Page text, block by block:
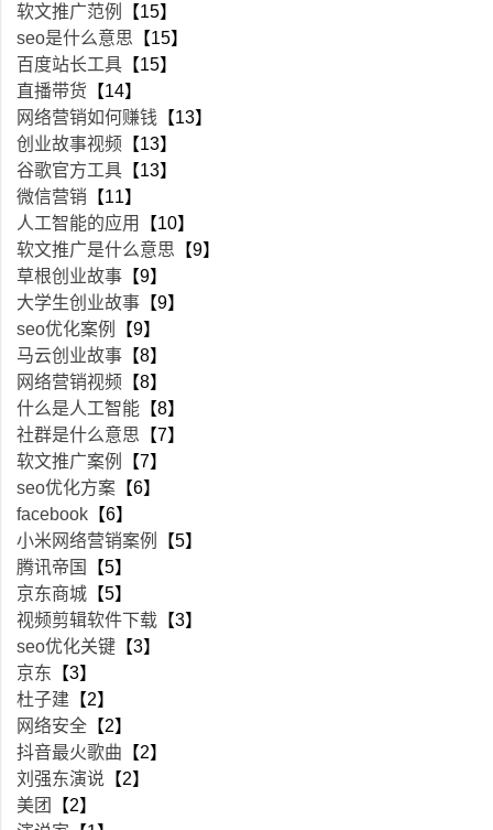
软文推广范例
【15】
seo是什么意思 【15】
百度站长工具 【15】
直播带货 【14】
网络营销如何赚钱 【13】
创业故事视频 【13】
谷歌官方工具 【13】
微信营销 【11】
人工智能的应用
【10】
软文推广是什么意思 【9】
草根创业故事 【9】
大学生创业故事 【9】
seo优化案例
【9】
马云创业故事 【8】
网络营销视频 【8】
什么是人工智能 【8】
社群是什么意思 【7】
软文推广案例
【7】
seo优化方案 【6】
facebook 【6】
小米网络营销案例
【5】
腾讯帝国
【5】
京东商城 【5】
视频剪辑软件下载 【3】
seo优化关键 【3】
京东 【3】
杜子建 【2】
网络安全 【2】
抖音最火歌曲 【2】
刘强东演说 【2】
美团
【2】